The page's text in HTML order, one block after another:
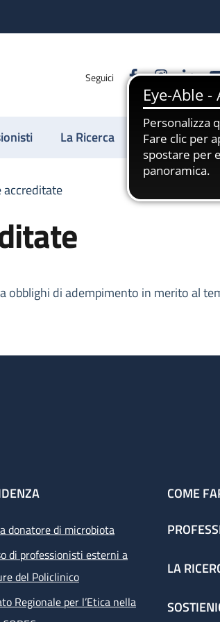
Seguici Facebook
La Ricerca Sostienici
obblighi di adempimento in merito al
donatore di microbiota
di professionisti esterni a
del Policlinico
Regionale per l’Etica nella
COME
LA